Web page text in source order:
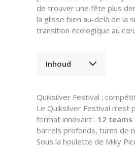
de trouver une fête plus
la glisse bien au-delà de la
transition écologique au
Inhoud
Quiksilver Festival :
Le Quiksilver Festival
format innovant : 12 teams
barrels profonds, turns de
Sous la houlette de Miky